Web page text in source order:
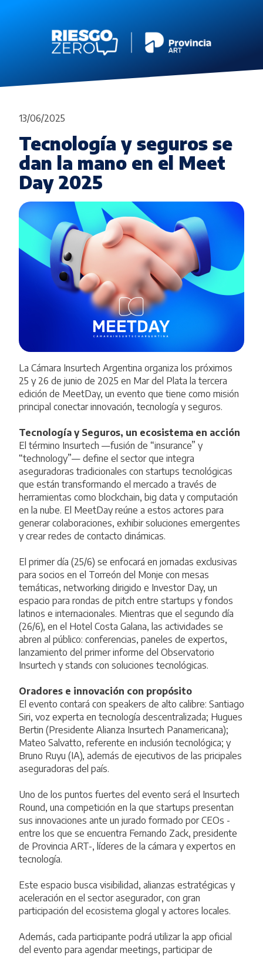
13/06/2025
Tecnología y seguros se
dan la mano en el Meet
Day 2025
La Cámara Insurtech Argentina organiza los próximos
25 y 26 de junio de 2025 en Mar del Plata la tercera
edición de MeetDay, un evento que tiene como misión
principal conectar innovación, tecnología y seguros.
Tecnología y Seguros, un ecosistema en acción
El término Insurtech —fusión de “insurance” y
“technology”— define el sector que integra
aseguradoras tradicionales con startups tecnológicas
que están transformando el mercado a través de
herramientas como blockchain, big data y computación
en la nube. El MeetDay reúne a estos actores para
generar colaboraciones, exhibir soluciones emergentes
y crear redes de contacto dinámicas.
El primer día (25/6) se enfocará en jornadas exclusivas
para socios en el Torreón del Monje con mesas
temáticas, networking dirigido e Investor Day, un
espacio para rondas de pitch entre startups y fondos
latinos e internacionales. Mientras que el segundo día
(26/6), en el Hotel Costa Galana, las actividades se
abren al público: conferencias, paneles de expertos,
lanzamiento del primer informe del Observatorio
Insurtech y stands con soluciones tecnológicas.
Oradores e innovación con propósito
El evento contará con speakers de alto calibre: Santiago
Siri, voz experta en tecnología descentralizada; Hugues
Bertin (Presidente Alianza Insurtech Panamericana);
Mateo Salvatto, referente en inclusión tecnológica; y
Bruno Ruyu (IA), además de ejecutivos de las pricipales
aseguradoras del país.
Uno de los puntos fuertes del evento será el Insurtech
Round, una competición en la que startups presentan
sus innovaciones ante un jurado formado por CEOs -
entre los que se encuentra Fernando Zack, presidente
de Provincia ART-, líderes de la cámara y expertos en
tecnología.
Este espacio busca visibilidad, alianzas estratégicas y
aceleración en el sector asegurador, con gran
participación del ecosistema glogal y actores locales.
Además, cada participante podrá utilizar la app oficial
del evento para agendar meetings, participar de